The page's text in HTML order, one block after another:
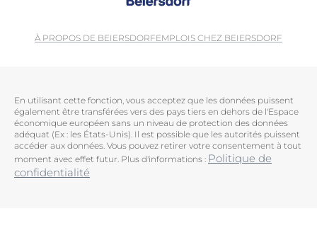
À PROPOS DE BEIERSDORFEMPLOIS CHEZ BEIERSDORF
En utilisant cette fonction, vous acceptez que les données puissent
également être transférées vers des pays tiers en dehors de l'Espace
économique européen sans un niveau de protection des données
adéquat (Ex : les États-Unis). Il est possible que les autorités puissent
accéder aux données. Vous pouvez retirer votre consentement à tout
moment avec effet futur. Plus d'informations : Politique de
confidentialité